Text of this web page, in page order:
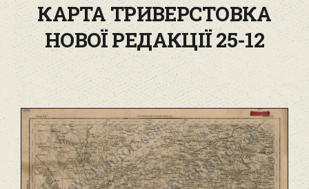
КАРТА ТРИВЕРСТОВКА
НОВОЇ РЕДАКЦІЇ 25-12